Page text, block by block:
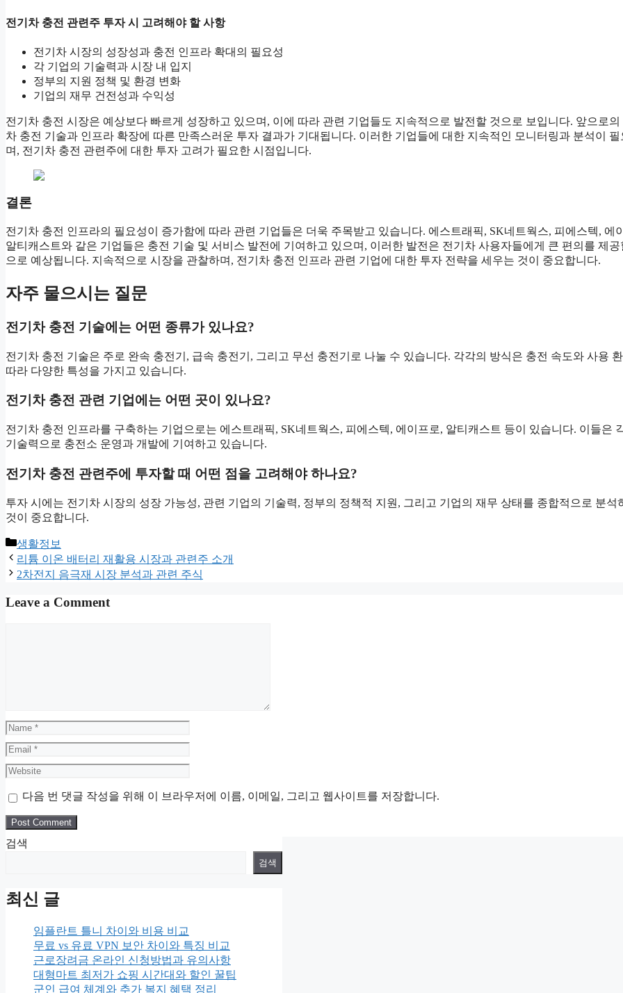
전기차 충전 관련주 투자 시 고려해야 할 사항
전기차 시장의 성장성과 충전 인프라 확대의 필요성
각 기업의 기술력과 시장 내 입지
정부의 지원 정책 및 환경 변화
기업의 재무 건전성과 수익성
전기차 충전 시장은 예상보다 빠르게 성장하고 있으며, 이에 따라 관련 기업들도 지속적으로 발전할 것으로 보입니다. 앞으로의
차 충전 기술과 인프라 확장에 따른 만족스러운 투자 결과가 기대됩니다. 이러한 기업들에 대한 지속적인 모니터링과 분석이 필
며, 전기차 충전 관련주에 대한 투자 고려가 필요한 시점입니다.
결론
전기차 충전 인프라의 필요성이 증가함에 따라 관련 기업들은 더욱 주목받고 있습니다. 에스트래픽, SK네트웍스, 피에스텍, 에
알티캐스트와 같은 기업들은 충전 기술 및 서비스 발전에 기여하고 있으며, 이러한 발전은 전기차 사용자들에게 큰 편의를 제공
으로 예상됩니다. 지속적으로 시장을 관찰하며, 전기차 충전 인프라 관련 기업에 대한 투자 전략을 세우는 것이 중요합니다.
자주 물으시는 질문
전기차 충전 기술에는 어떤 종류가 있나요?
전기차 충전 기술은 주로 완속 충전기, 급속 충전기, 그리고 무선 충전기로 나눌 수 있습니다. 각각의 방식은 충전 속도와 사용 환
따라 다양한 특성을 가지고 있습니다.
전기차 충전 관련 기업에는 어떤 곳이 있나요?
전기차 충전 인프라를 구축하는 기업으로는 에스트래픽, SK네트웍스, 피에스텍, 에이프로, 알티캐스트 등이 있습니다. 이들은
기술력으로 충전소 운영과 개발에 기여하고 있습니다.
전기차 충전 관련주에 투자할 때 어떤 점을 고려해야 하나요?
투자 시에는 전기차 시장의 성장 가능성, 관련 기업의 기술력, 정부의 정책적 지원, 그리고 기업의 재무 상태를 종합적으로 분석
것이 중요합니다.
Categories
생활정보
리튬 이온 배터리 재활용 시장과 관련주 소개
2차전지 음극재 시장 분석과 관련 주식
Leave a Comment
Name
Email
Website
다음 번 댓글 작성을 위해 이 브라우저에 이름, 이메일, 그리고 웹사이트를 저장합니다.
검색
검색
최신 글
임플란트 틀니 차이와 비용 비교
무료 vs 유료 VPN 보안 차이와 특징 비교
근로장려금 온라인 신청방법과 유의사항
대형마트 최저가 쇼핑 시간대와 할인 꿀팁
군인 급여 체계와 추가 복지 혜택 정리